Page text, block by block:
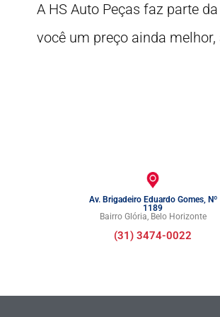
A HS Auto Peças faz parte
você um preço ainda
Av. Brigadeiro Eduardo Gomes, Nº
1189
Bairro Glória, Belo Horizonte​
(31) 3474-0022